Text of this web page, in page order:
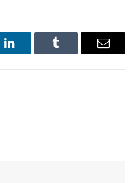
LinkedInTumblr Email